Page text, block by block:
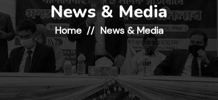
News & Media
Home News & Media